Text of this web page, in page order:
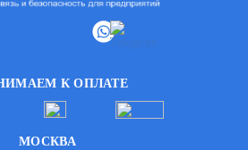
К ОПЛАТЕ
МОСКВА